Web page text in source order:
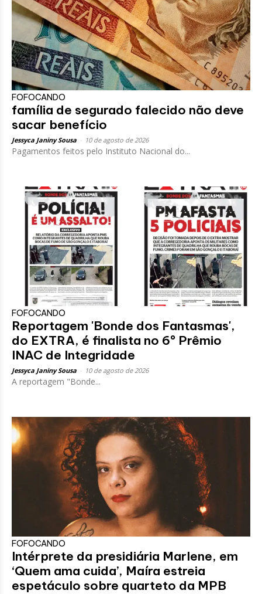
FOFOCANDO
família de segurado falecido não deve
sacar benefício
Jessyca Janiny Sousa 10 de agosto de 2026
Pagamentos feitos pelo Instituto Nacional do...
FOFOCANDO
Reportagem 'Bonde dos Fantasmas',
do EXTRA, é finalista no 6º Prêmio
INAC de Integridade
Jessyca Janiny Sousa 10 de agosto de 2026
A reportagem "Bonde...
FOFOCANDO
Intérprete da presidiária Marlene, em
‘Quem ama cuida’, Maíra estreia
espetáculo sobre quarteto da MPB